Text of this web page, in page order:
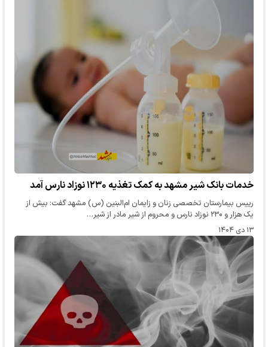
خدمات بانک شیر مشهد به کمک تغذیه ۱۲۳۰ نوزاد نارس آمد
رییس بیمارستان تخصصی زنان و زایمان ام‌البنین (س) مشهد گفت: بیش از
یک هزار و ۲۳۰ نوزاد نارس و محروم از شیر مادر از شیر…
۱۳ دی ۱۴۰۴